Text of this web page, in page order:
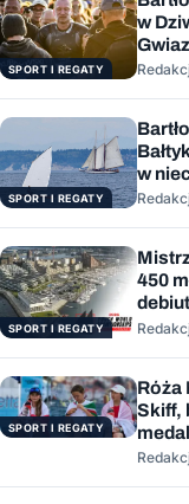
SPORT I REGATY
w
SPORT I REGATY
w
SPORT I REGATY
450
SPORT I REGATY
Róża
Skiff,